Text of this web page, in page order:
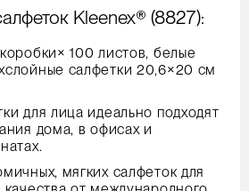
Kleenex® (8827):
100 листов, белые
салфетки 20,6×20 см
для лица идеально подходят
дома, в офисах и
мягких салфеток для